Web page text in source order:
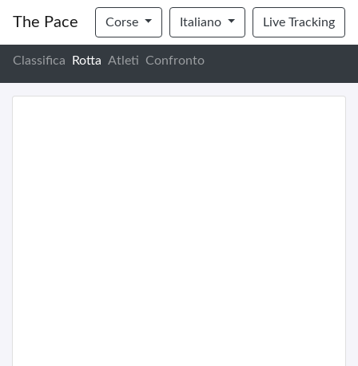
The Pace Corse Italiano Live Tracking
Classifica Rotta Atleti Confronto